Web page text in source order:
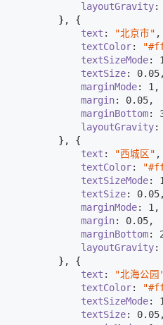
layoutGravity
}, {
text : "北京市" ,
textColor:
textSizeMode:
textSize: 0.05
marginMode: 1 ,
margin: 0.05,
marginBottom:
layoutGravity
}, {
text : "西城区" ,
textColor:
textSizeMode:
textSize: 0.05
marginMode: 1 ,
margin: 0.05,
marginBottom:
layoutGravity
}, {
text :
"北海公
textColor:
textSizeMode:
textSize: 0.05